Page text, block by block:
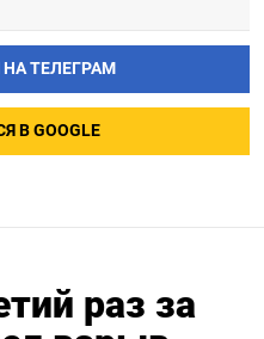
ТЕЛЕГРАМ
В GOOGLE
раз за